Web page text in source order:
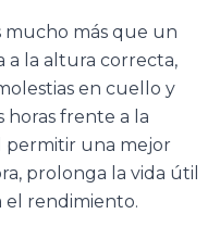
mucho más que un
a la altura correcta,
en cuello y
horas frente a la
permitir una mejor
prolonga la vida útil
el rendimiento.